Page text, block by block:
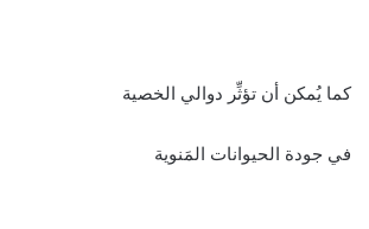
كما يُمكن أن تؤثِّر دوالي الخصية
في جودة الحيوانات المَنوية